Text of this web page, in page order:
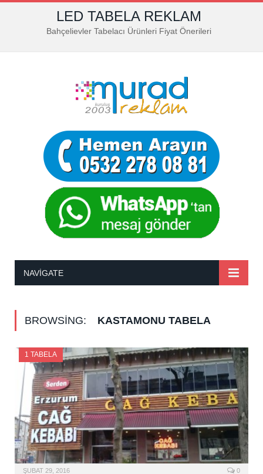
LED TABELA REKLAM
Bahçelievler Tabelacı Ürünleri Fiyat Önerileri
NAVIGATE
BROWSING: KASTAMONU TABELA
1 TABELA
ŞUBAT 29, 2016 0